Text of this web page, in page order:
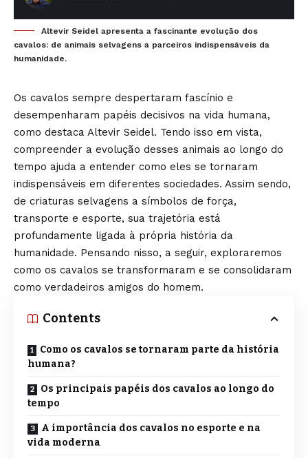
Altevir Seidel apresenta a fascinante evolução dos
cavalos: de animais selvagens a parceiros indispensáveis da
humanidade.
Os cavalos sempre despertaram fascínio e
desempenharam papéis decisivos na vida humana,
como destaca Altevir Seidel. Tendo isso em vista,
compreender a evolução desses animais ao longo do
tempo ajuda a entender como eles se tornaram
indispensáveis em diferentes sociedades. Assim sendo,
de criaturas selvagens a símbolos de força,
transporte e esporte, sua trajetória está
profundamente ligada à própria história da
humanidade. Pensando nisso, a seguir, exploraremos
como os cavalos se transformaram e se consolidaram
como verdadeiros amigos do homem.
Contents
Como os cavalos se tornaram parte da história
humana?
Os principais papéis dos cavalos ao longo do
tempo
A importância dos cavalos no esporte e na
vida moderna